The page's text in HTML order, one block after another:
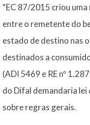
“EC 87/2015 criou
entre o remetente do
estado de destino nas
destinados a
(ADI 5469 e RE nº
do Difal demandaria
sobre regras gerais.